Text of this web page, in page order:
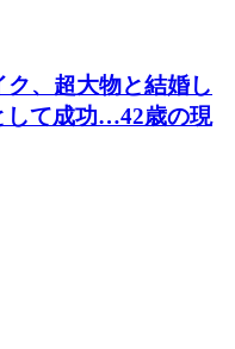
、超大物と結婚し
て成功…42歳の現